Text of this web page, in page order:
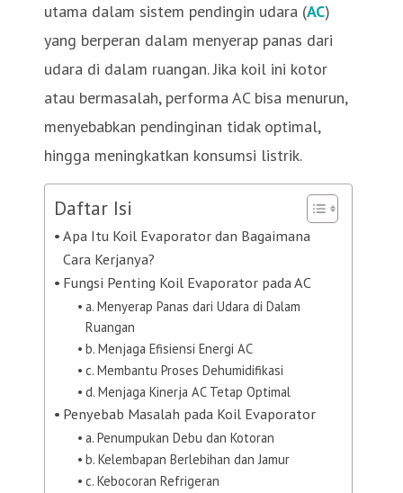
utama dalam sistem pendingin udara (AC)
yang berperan dalam menyerap panas dari
udara di dalam ruangan. Jika koil ini kotor
atau bermasalah, performa AC bisa menurun,
menyebabkan pendinginan tidak optimal,
hingga meningkatkan konsumsi listrik.
Daftar Isi
Apa Itu Koil Evaporator dan Bagaimana
Cara Kerjanya?
Fungsi Penting Koil Evaporator pada AC
a. Menyerap Panas dari Udara di Dalam
Ruangan
b. Menjaga Efisiensi Energi AC
c. Membantu Proses Dehumidifikasi
d. Menjaga Kinerja AC Tetap Optimal
Penyebab Masalah pada Koil Evaporator
a. Penumpukan Debu dan Kotoran
b. Kelembapan Berlebihan dan Jamur
c. Kebocoran Refrigeran